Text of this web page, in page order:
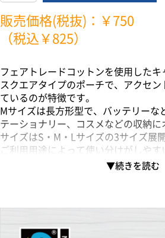
販売価格(税抜)：￥750
（税込￥825）
フェアトレードコットンを使用したキ
スクエアタイプのポーチで、アクセ
ているのが特徴です。
Mサイズは長方形型で、バッテリーな
テーショナリー、コスメなどの収納に
サイズはS・M・Lサイズの3サイズ展
ご利用用途によって使い分けがしやす
国際フェアトレード認証ラベル付きの
しております。